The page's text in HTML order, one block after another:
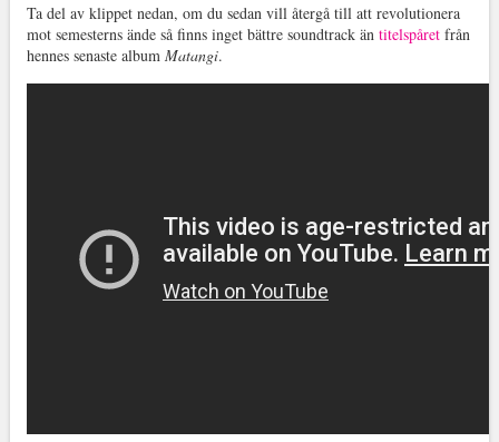
Ta del av klippet nedan, om du sedan vill återgå till att revolutionera
mot semesterns ände så finns inget bättre soundtrack än titelspåretfrån
hennes senaste album Matangi.